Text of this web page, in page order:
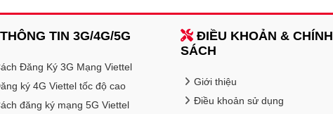
THÔNG TIN 3G/4G/5G
Đăng Ký 3G Mạng Viettel
ký 4G Viettel tốc độ cao
đăng ký mạng 5G Viettel
ĐIỀU KHOẢN & CHÍNH
SÁCH
Giới thiệu
Điều khoản sử dụng